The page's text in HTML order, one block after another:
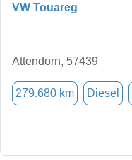
VW Touareg
Attendorn, 57439
279.680 km Diesel